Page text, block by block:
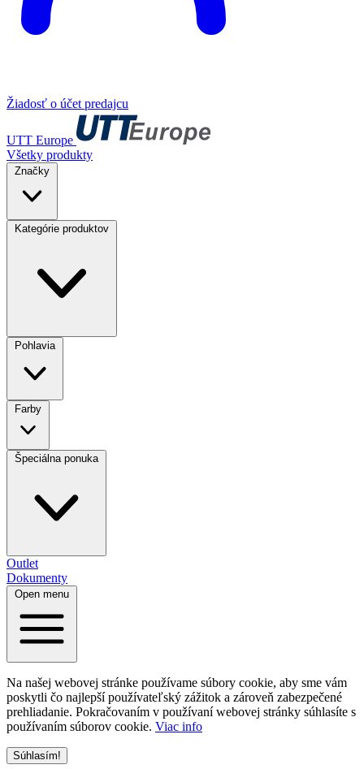
Žiadosť o účet predajcu
UTT Europe
Všetky produkty
Značky
Kategórie produktov
Pohlavia
Farby
Špeciálna ponuka
Outlet
Dokumenty
Open menu
Na našej webovej stránke používame súbory cookie, aby sme vám
poskytli čo najlepší používateľský zážitok a zároveň zabezpečené
prehliadanie. Pokračovaním v používaní webovej stránky súhlasíte s
používaním súborov cookie. Viac info
Súhlasím!